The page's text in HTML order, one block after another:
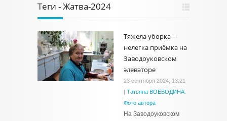
Теги - Жатва-2024
Тяжела уборка –
нелегка приёмка на
Заводоуковском
элеваторе
23 сентября 2024, 13:21
| Татьяна ВОЕВОДИНА.
Фото автора
На Заводоуковском